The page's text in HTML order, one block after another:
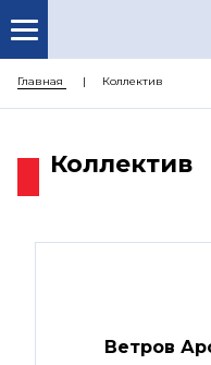
Главная Коллектив
Коллектив
Ветров